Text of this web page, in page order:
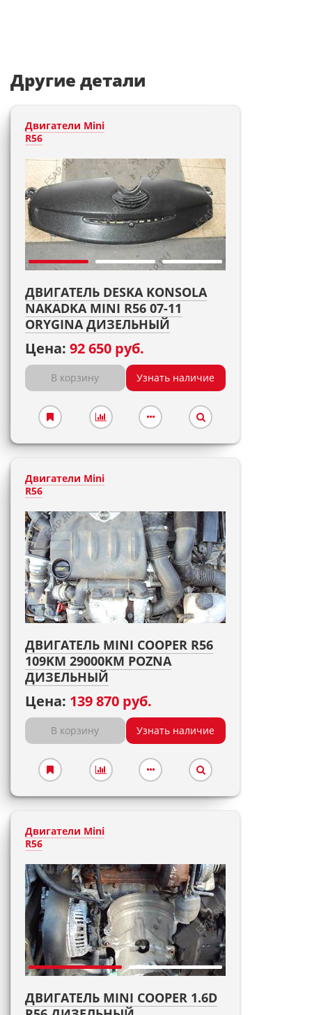
Другие детали
Двигатели Mini
R56
ДВИГАТЕЛЬ DESKA KONSOLA
NAKADKA MINI R56 07-11
ORYGINA ДИЗЕЛЬНЫЙ
Цена: 92 650 руб.
В корзину Узнать наличие
Двигатели Mini
R56
ДВИГАТЕЛЬ MINI COOPER R56
109KM 29000KM POZNA
ДИЗЕЛЬНЫЙ
Цена: 139 870 руб.
В корзину Узнать наличие
Двигатели Mini
R56
ДВИГАТЕЛЬ MINI COOPER 1.6D